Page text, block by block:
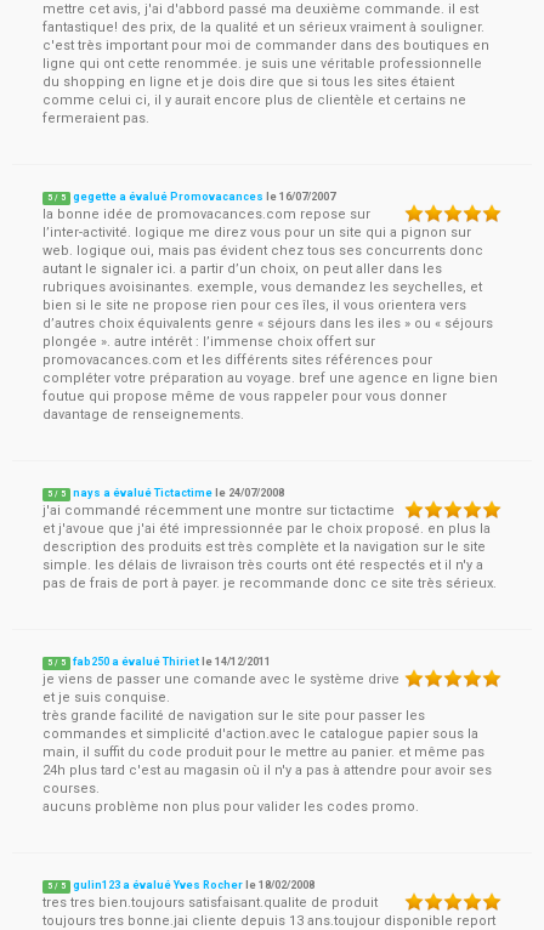
mettre cet avis, j'ai d'abbord passé ma deuxième commande. il est
fantastique! des prix, de la qualité et un sérieux vraiment à souligner.
c'est très important pour moi de commander dans des boutiques en
ligne qui ont cette renommée. je suis une véritable professionnelle
du shopping en ligne et je dois dire que si tous les sites étaient
comme celui ci, il y aurait encore plus de clientèle et certains ne
fermeraient pas.
5 / 5 gegette a évalué Promovacances le16/07/2007
la bonne idée de promovacances.com repose sur
l’inter-activité. logique me direz vous pour un site qui a pignon sur
web. logique oui, mais pas évident chez tous ses concurrents donc
autant le signaler ici. a partir d’un choix, on peut aller dans les
rubriques avoisinantes. exemple, vous demandez les seychelles, et
bien si le site ne propose rien pour ces îles, il vous orientera vers
d’autres choix équivalents genre « séjours dans les iles » ou « séjours
plongée ». autre intérêt : l’immense choix offert sur
promovacances.com et les différents sites références pour
compléter votre préparation au voyage. bref une agence en ligne bien
foutue qui propose même de vous rappeler pour vous donner
davantage de renseignements.
5 / 5 nays a évalué Tictactime le 24/07/2008
j'ai commandé récemment une montre sur tictactime
et j'avoue que j'ai été impressionnée par le choix proposé. en plus la
description des produits est très complète et la navigation sur le site
simple. les délais de livraison très courts ont été respectés et il n'y a
pas de frais de port à payer. je recommande donc ce site très sérieux.
5 / 5 fab250 a évalué Thiriet le14/12/2011
je viens de passer une comande avec le système drive
et je suis conquise.
très grande facilité de navigation sur le site pour passer les
commandes et simplicité d'action.avec le catalogue papier sous la
main, il suffit du code produit pour le mettre au panier. et même pas
24h plus tard c'est au magasin où il n'y a pas à attendre pour avoir ses
courses.
aucuns problème non plus pour valider les codes promo.
5 / 5 gulin123 a évalué Yves Rocher le18/02/2008
tres tres bien.toujours satisfaisant.qualite de produit
toujours tres bonne.jai cliente depuis 13 ans.toujour disponible report